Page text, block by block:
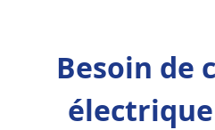
Besoin de